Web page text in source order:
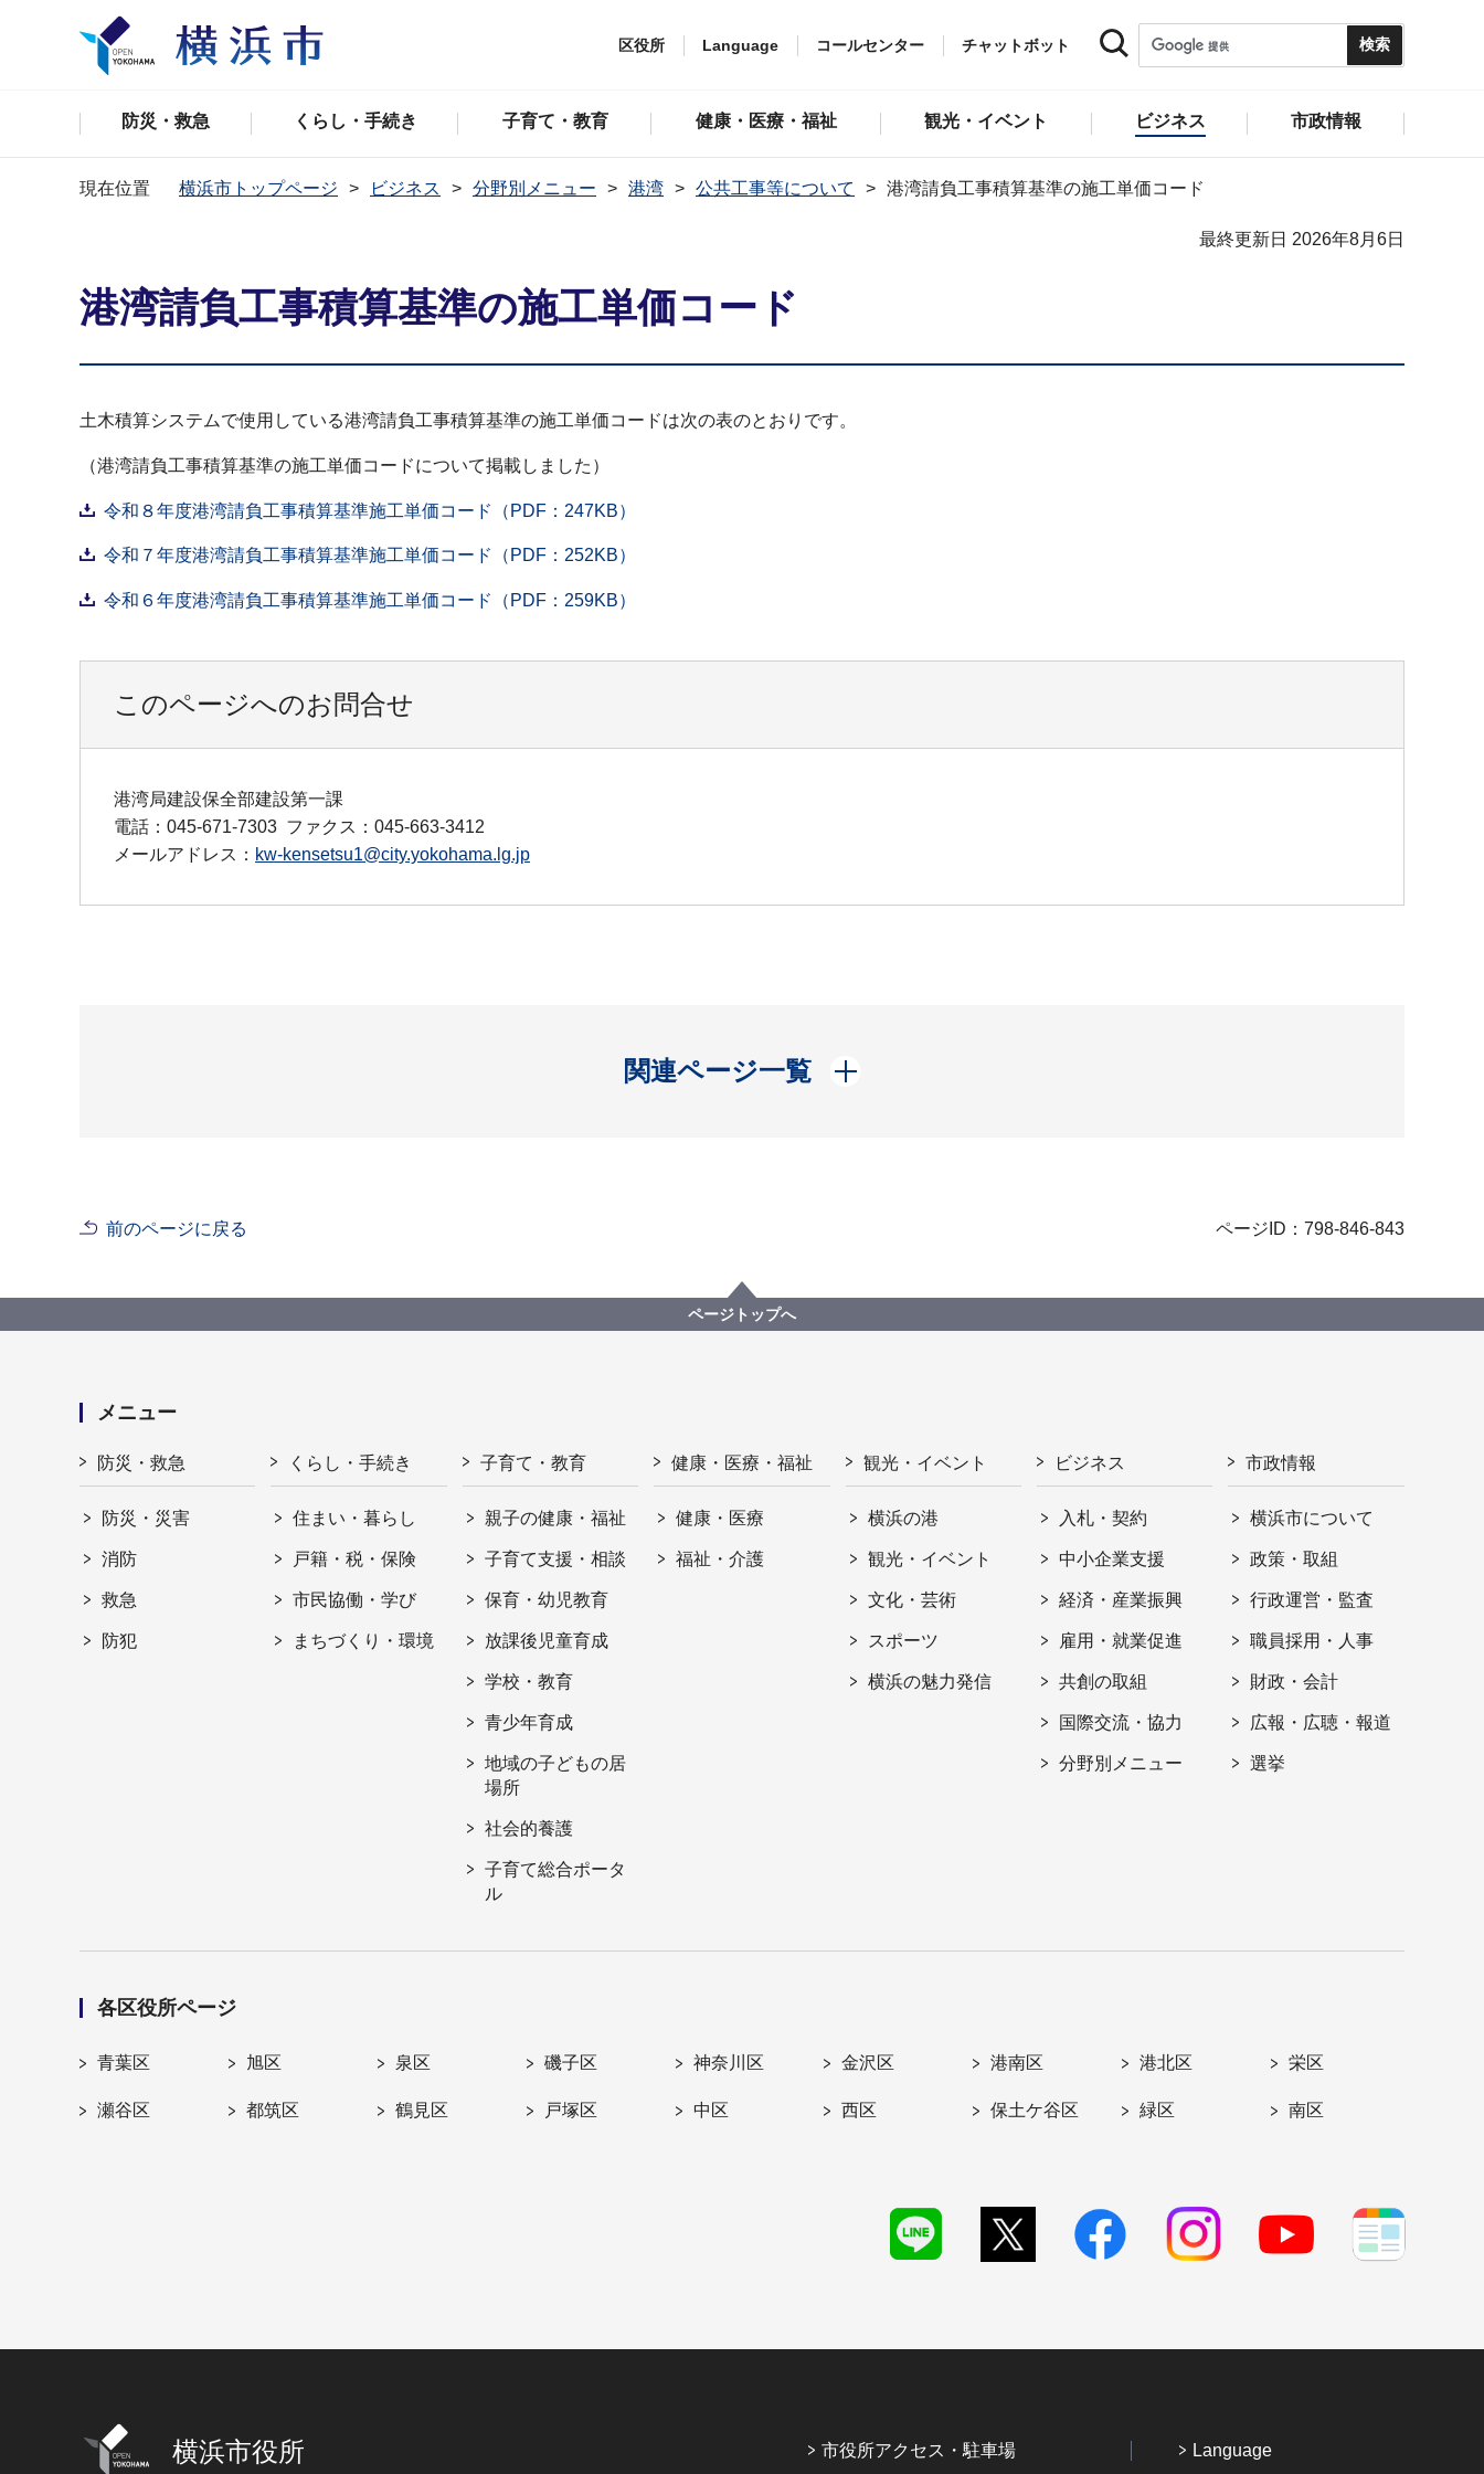
区役所 Language コールセンター チャットボット
防災・救急 くらし・手続き 子育て・教育 健康・医療・福祉 観光・イベント ビジネス 市政情報
現在位置 横浜市トップページ ビジネス 分野別メニュー 港湾 公共工事等について 港湾請負工事積算基準の施工単価コード
最終更新日 2026年8月6日
港湾請負工事積算基準の施工単価コード
土木積算システムで使用している港湾請負工事積算基準の施工単価コードは次の表のとおりです。
（港湾請負工事積算基準の施工単価コードについて掲載しました）
令和８年度港湾請負工事積算基準施工単価コード（PDF：247KB）
令和７年度港湾請負工事積算基準施工単価コード（PDF：252KB）
令和６年度港湾請負工事積算基準施工単価コード（PDF：259KB）
このページへのお問合せ
港湾局建設保全部建設第一課
電話：045-671-7303 ファクス：045-663-3412
メールアドレス： kw-kensetsu1@city.yokohama.lg.jp
関連ページ一覧
開く
前のページに戻る ページID：798-846-843
ページトップへ
メニュー
防災・救急
防災・災害
消防
救急
防犯
くらし・手続き
住まい・暮らし
戸籍・税・保険
市民協働・学び
まちづくり・環境
子育て・教育
親子の健康・福祉
子育て支援・相談
保育・幼児教育
放課後児童育成
学校・教育
青少年育成
地域の子どもの居
場所
社会的養護
子育て総合ポータ
ル
健康・医療・福祉
健康・医療
福祉・介護
観光・イベント
横浜の港
観光・イベント
文化・芸術
スポーツ
横浜の魅力発信
ビジネス
入札・契約
中小企業支援
経済・産業振興
雇用・就業促進
共創の取組
国際交流・協力
分野別メニュー
市政情報
横浜市について
政策・取組
行政運営・監査
職員採用・人事
財政・会計
広報・広聴・報道
選挙
各区役所ページ
青葉区 旭区 泉区 磯子区 神奈川区 金沢区 港南区 港北区 栄区
瀬谷区 都筑区 鶴見区 戸塚区 中区 西区 保土ケ谷区 緑区 南区
横浜市役所 市役所アクセス・駐車場 Language